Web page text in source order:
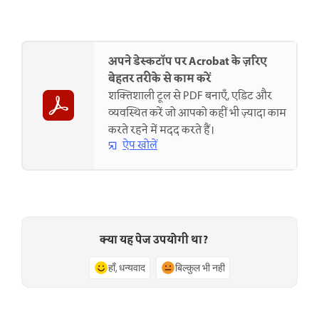
अपने डेस्कटॉप पर Acrobat के ज़रिए
बेहतर तरीके से काम करें
शक्तिशाली टूल से PDF बनाएँ, एडिट और
व्यवस्थित करें जो आपको कहीं भी ज़्यादा काम
करते रहने में मदद करते हैं।
ऐप खोलें
क्या यह पेज उपयोगी था?
हाँ, धन्यवाद बिल्कुल भी नहीं